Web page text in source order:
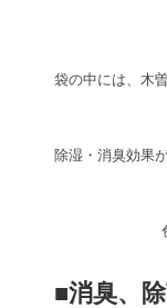
袋の中には、木
除湿・消臭効果
■消臭、